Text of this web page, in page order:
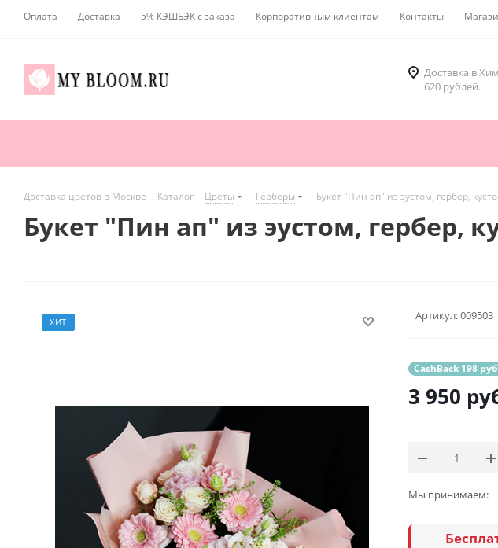
Оплата Доставка 5% КЭШБЭК с заказа Корпоративным клиентам Контакты
Доставка в
620 рублей.
Доставка цветов в Москве - Каталог - Цветы - Герберы - Букет "Пин ап" из эустом, гербер,
Букет "Пин ап" из эустом, гербер,
ХИТ Артикул:009503
CashBack 198
3 950
Мы принимаем: